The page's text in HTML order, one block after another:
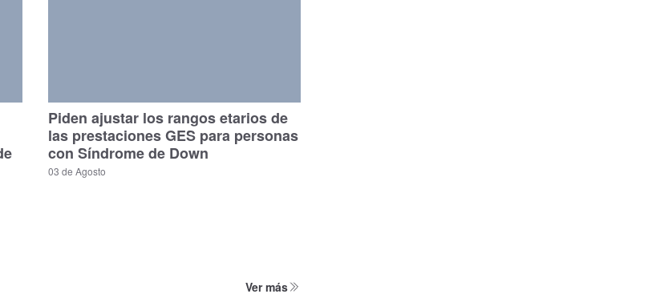
Piden ajustar los rangos etarios de
las prestaciones GES para personas
con Síndrome de Down
03 de Agosto
Ver más